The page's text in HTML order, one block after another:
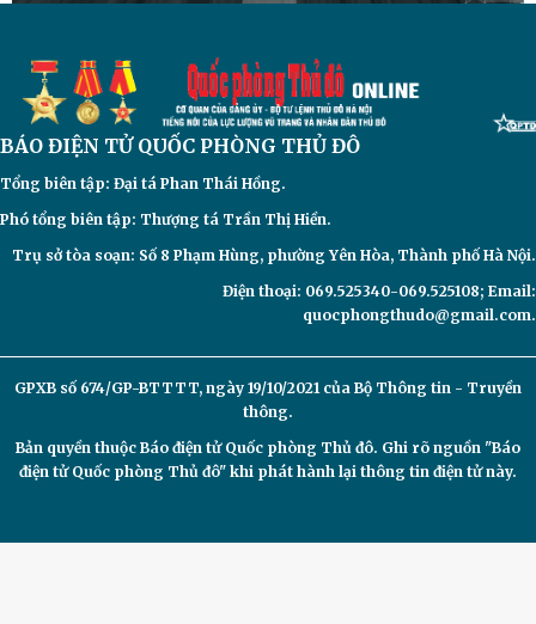
BÁO ĐIỆN TỬQUỐC PHÒNG THỦ ĐÔ
Tổng biên tập: Đại tá Phan Thái Hồng.
Phó tổng biên tập: Thượng tá Trần Thị Hiền.
Trụ sở tòa soạn: Số 8 Phạm Hùng, phường Yên Hòa, Thành phố Hà Nội.
Điện thoại: 069.525340-069.525108; Email:
quocphongthudo@gmail.com.
GPXB số 674/GP-BTTTT, ngày 19/10/2021 của Bộ Thông tin - Truyền
thông.
Bản quyền thuộc Báo điện tửQuốc phòng Thủ đô. Ghi rõ nguồn "Báo
điện tử Quốc phòng Thủ đô" khi phát hành lại thông tin điện tử này.